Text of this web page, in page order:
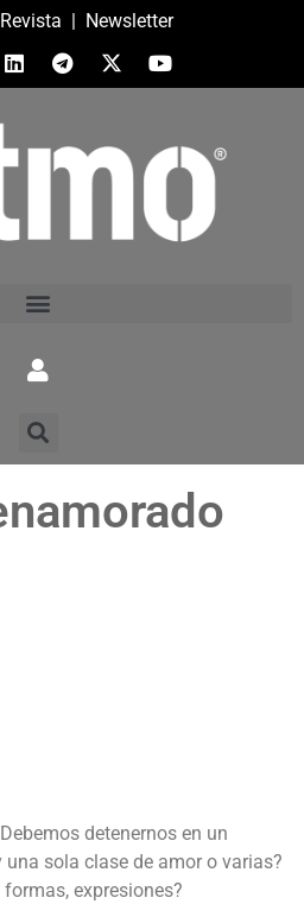
Revista | Newsletter
detenernos en un
sola clase de amor o varias?
expresiones?